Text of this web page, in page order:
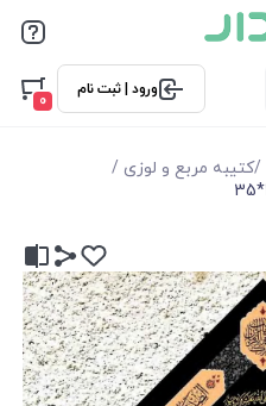
ورود | ثبت نام
0
/کتیبه مربع و لوزی /